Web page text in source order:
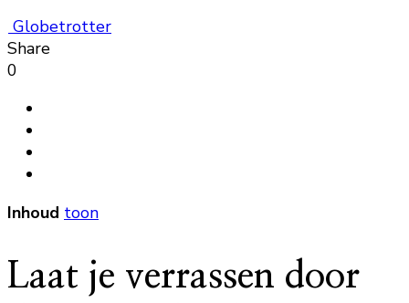
Globetrotter
Share
0
Inhoud toon
Laat je verrassen door